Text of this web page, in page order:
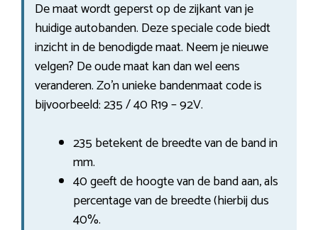
De maat wordt geperst op de zijkant van je
huidige autobanden. Deze speciale code biedt
inzicht in de benodigde maat. Neem je nieuwe
velgen? De oude maat kan dan wel eens
veranderen. Zo’n unieke bandenmaat code is
bijvoorbeeld: 235 / 40 R19 – 92V.
235 betekent de breedte van de band in
mm.
40 geeft de hoogte van de band aan, als
percentage van de breedte (hierbij dus
40%.